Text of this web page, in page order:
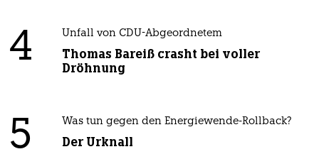
4 Unfall von CDU-Abgeordnetem
Thomas Bareiß crasht bei voller
Dröhnung
5 Was tun gegen den Energiewende-Rollback?
Der Urknall